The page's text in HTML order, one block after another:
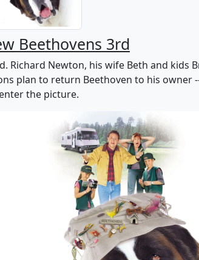
Beethovens 3rd
Newton, his wife Beth and kids
plan to return Beethoven to his
enter the picture.